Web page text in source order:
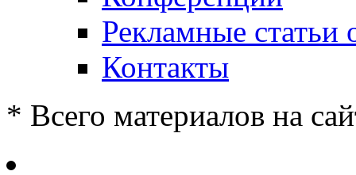
Рекламные статьи
Контакты
* Всего материалов на